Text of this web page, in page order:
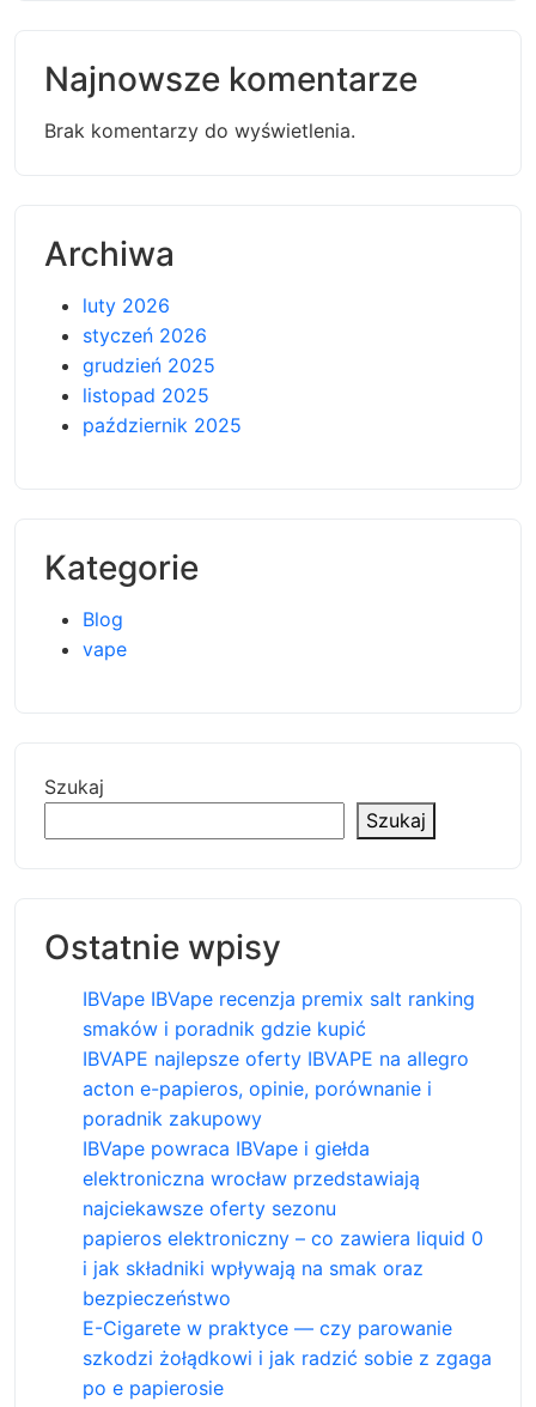
Najnowsze komentarze
Brak komentarzy do wyświetlenia.
Archiwa
luty 2026
styczeń 2026
grudzień 2025
listopad 2025
październik 2025
Kategorie
Blog
vape
Szukaj
Szukaj
Ostatnie wpisy
IBVape IBVape recenzja premix salt ranking
smaków i poradnik gdzie kupić
IBVAPE najlepsze oferty IBVAPE na allegro
acton e-papieros, opinie, porównanie i
poradnik zakupowy
IBVape powraca IBVape i giełda
elektroniczna wrocław przedstawiają
najciekawsze oferty sezonu
papieros elektroniczny – co zawiera liquid 0
i jak składniki wpływają na smak oraz
bezpieczeństwo
E-Cigarete w praktyce — czy parowanie
szkodzi żołądkowi i jak radzić sobie z zgaga
po e papierosie